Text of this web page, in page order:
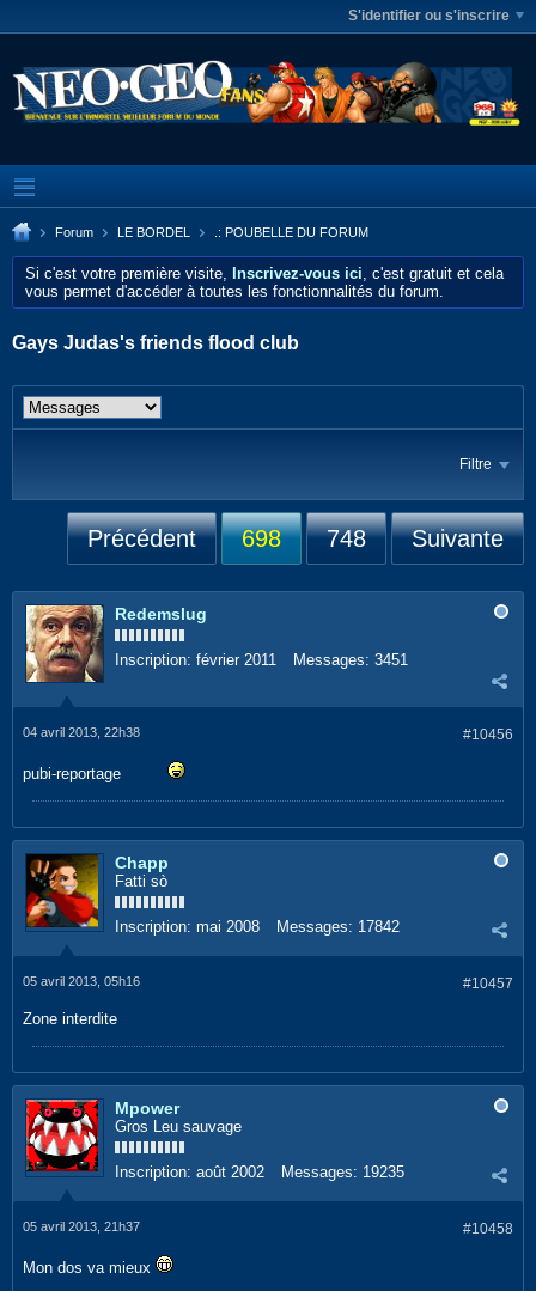
S'identifier ou s'inscrire
Forum LE BORDEL .: POUBELLE DU FORUM
Si c'est votre première visite, Inscrivez-vous ici, c'est gratuit et cela
vous permet d'accéder à toutes les fonctionnalités du forum.
Gays Judas's friends flood club
Filtre
Précédent 698 748 Suivante
Redemslug
Inscription: février 2011 Messages: 3451
#10456
04 avril 2013, 22h38
pubi-reportage
Chapp
Fatti sò
Inscription: mai 2008 Messages: 17842
#10457
05 avril 2013, 05h16
Zone interdite
Mpower
Gros Leu sauvage
Inscription: août 2002 Messages: 19235
#10458
05 avril 2013, 21h37
Mon dos va mieux